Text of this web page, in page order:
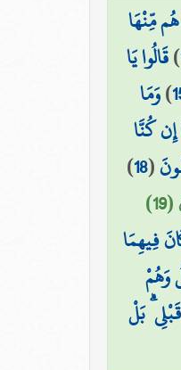
مِّنْهَا
)قَالُوا يَا
)وَمَا
إِن كُنَّا
(
18
)
فِيهِمَا
وَهُمْ
بَلْ